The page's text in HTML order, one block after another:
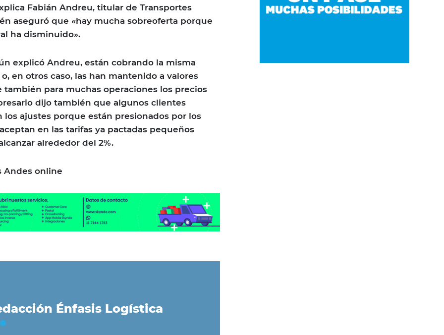
Fabián Andreu, titular de Transportes
aseguró que «hay mucha sobreoferta porque
ha disminuido».
explicó Andreu, están cobrando la misma
en otros caso, las han mantenido a valores
para muchas operaciones los precios
dijo también que algunos clientes
los ajustes porque están presionados por los
en las tarifas ya pactadas pequeños
alrededor del 2%.
Andes online
Énfasis Logística